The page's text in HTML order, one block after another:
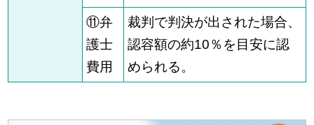
⑪弁
護士
費用
裁判で判決が出された場合、
認容額の約10％を目安に認
められる。